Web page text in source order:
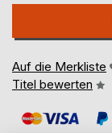
Auf die Merkliste
Titel bewerten